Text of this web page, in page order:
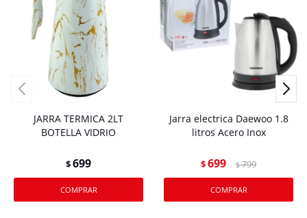
JARRA TERMICA 2LT
BOTELLA VIDRIO
$699
Jarra electrica Daewoo 1.8
litros Acero Inox
$699 $ 799